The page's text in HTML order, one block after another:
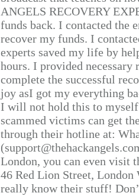
ANGELS RECOVERY
funds back. I contacted the
recover my funds. I
experts saved my life by
hours. I provided
complete the successful
joy asI got my everything
I will not hold this to
scammed victims can get
through their hotline at:
London, you can even visit
46 Red Lion Street, London
really know their stuff!